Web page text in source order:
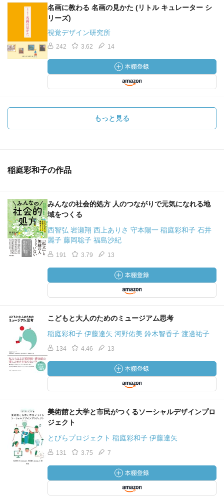
名画に教わる 名画の見かた (リトル キュレーター シ
リーズ)
視覚デザイン研究所
242 3.62 14
もっと見る
稲庭彩和子の作品
みんなの社会的処方 人のつながりで元気になれる地
域をつくる
西智弘 岩瀬翔 西上ありさ 守本陽一 稲庭彩和子 石井
麗子 藤岡聡子 福島沙紀
191 3.79 13
こどもと大人のためのミュージアム思考
稲庭彩和子 伊藤達矢 河野佑美 鈴木智香子 渡邊祐子
134 4.46 13
美術館と大学と市民がつくるソーシャルデザインプロ
ジェクト
とびらプロジェクト 稲庭彩和子 伊藤達矢
131 3.75 7